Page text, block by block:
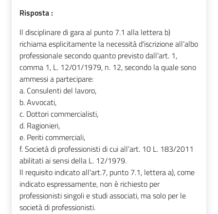
Risposta :
Il disciplinare di gara al punto 7.1 alla lettera b)
richiama esplicitamente la necessità d'iscrizione all’albo
professionale secondo quanto previsto dall’art. 1,
comma 1, L. 12/01/1979, n. 12, secondo la quale sono
ammessi a partecipare:
a. Consulenti del lavoro,
b. Avvocati,
c. Dottori commercialisti,
d. Ragionieri,
e. Periti commerciali,
f. Società di professionisti di cui all’art. 10 L. 183/2011
abilitati ai sensi della L. 12/1979.
Il requisito indicato all'art.7, punto 7.1, lettera a), come
indicato espressamente, non è richiesto per
professionisti singoli e studi associati, ma solo per le
società di professionisti.